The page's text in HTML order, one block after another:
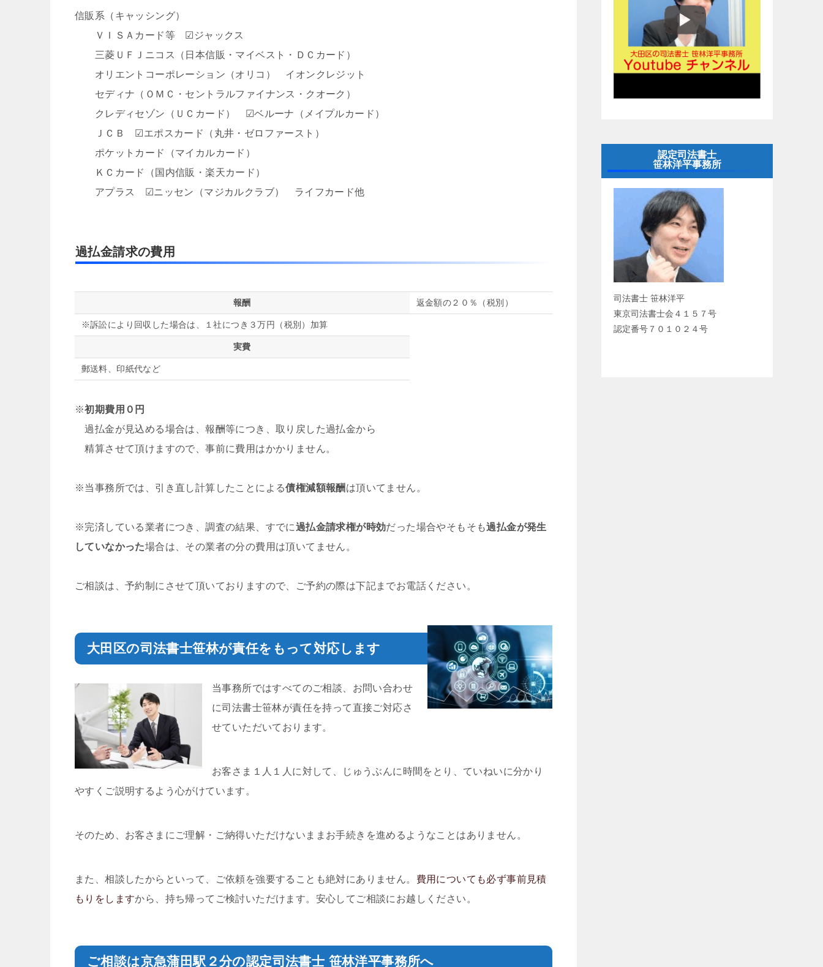
信販系（キャッシング）
ＶＩＳＡカード等 ☑ジャックス
三菱ＵＦＪニコス（日本信販・マイベスト・ＤＣカード）
オリエントコーポレーション（オリコ） イオンクレジット
セディナ（ＯＭＣ・セントラルファイナンス・クオーク）
クレディセゾン（ＵＣカード） ☑ベルーナ（メイプルカード）
ＪＣＢ ☑エポスカード（丸井・ゼロファースト）
ポケットカード（マイカルカード）
ＫＣカード（国内信販・楽天カード）
アプラス ☑ニッセン（マジカルクラブ） ライフカード他
過払金請求の費用
報酬 返金額の２０％（税別）
※訴訟により回収した場合は、１社につき３万円（税別）加算
実費
郵送料、印紙代など
※初期費用０円
過払金が見込める場合は、報酬等につき、取り戻した過払金から
精算させて頂けますので、事前に費用はかかりません。
※当事務所では、引き直し計算したことによる債権減額報酬 は頂いてません。
※完済している業者につき、調査の結果、すでに過払金請求権が時効だった場合やそもそも過払金が発生
していなかった場合は、その業者の分の費用は頂いてません。
ご相談は、予約制にさせて頂いておりますので、ご予約の際は下記までお電話ください。
大田区の司法書士笹林が責任をもって対応します
当事務所ではすべてのご相談、お問い合わせ
に司法書士笹林が責任を持って直接ご対応さ
せていただいております。
お客さま１人１人に対して、じゅうぶんに時間をとり、ていねいに分かり
やすくご説明するよう心がけています。
そのため、お客さまにご理解・ご納得いただけないままお手続きを進めるようなことはありません。
また、相談したからといって、ご依頼を強要することも絶対にありません。 費用についても必ず事前見積
もりをしますから、持ち帰ってご検討いただけます。安心してご相談にお越しください。
ご相談は京急蒲田駅２分の認定司法書士 笹林洋平事務所へ
認定司法書士
笹林洋平事務所
司法書士 笹林洋平
東京司法書士会４１５７号
認定番号７０１０２４号